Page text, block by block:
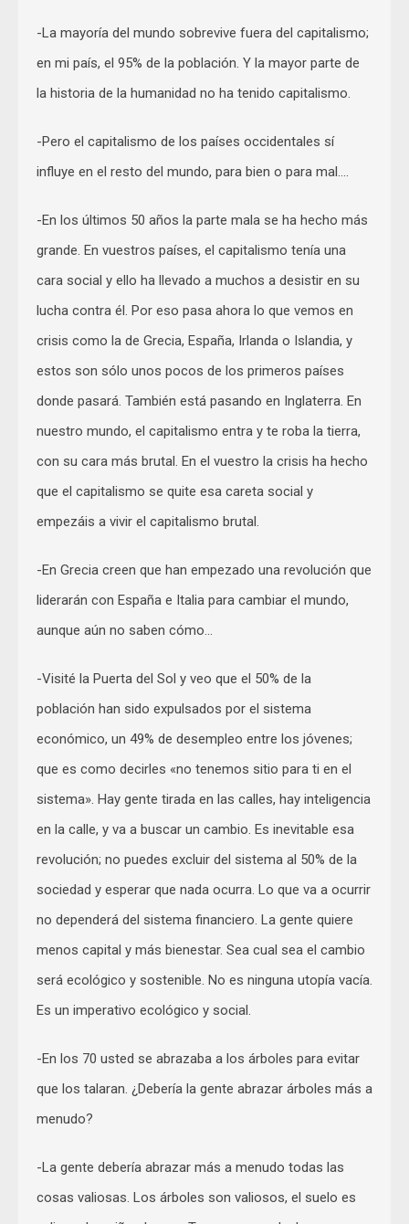
-La mayoría del mundo sobrevive fuera del capitalismo;
en mi país, el 95% de la población. Y la mayor parte de
la historia de la humanidad no ha tenido capitalismo.
-Pero el capitalismo de los países occidentales sí
influye en el resto del mundo, para bien o para mal….
-En los últimos 50 años la parte mala se ha hecho más
grande. En vuestros países, el capitalismo tenía una
cara social y ello ha llevado a muchos a desistir en su
lucha contra él. Por eso pasa ahora lo que vemos en
crisis como la de Grecia, España, Irlanda o Islandia, y
estos son sólo unos pocos de los primeros países
donde pasará. También está pasando en Inglaterra. En
nuestro mundo, el capitalismo entra y te roba la tierra,
con su cara más brutal. En el vuestro la crisis ha hecho
que el capitalismo se quite esa careta social y
empezáis a vivir el capitalismo brutal.
-En Grecia creen que han empezado una revolución que
liderarán con España e Italia para cambiar el mundo,
aunque aún no saben cómo…
-Visité la Puerta del Sol y veo que el 50% de la
población han sido expulsados por el sistema
económico, un 49% de desempleo entre los jóvenes;
que es como decirles «no tenemos sitio para ti en el
sistema». Hay gente tirada en las calles, hay inteligencia
en la calle, y va a buscar un cambio. Es inevitable esa
revolución; no puedes excluir del sistema al 50% de la
sociedad y esperar que nada ocurra. Lo que va a ocurrir
no dependerá del sistema financiero. La gente quiere
menos capital y más bienestar. Sea cual sea el cambio
será ecológico y sostenible. No es ninguna utopía vacía.
Es un imperativo ecológico y social.
-En los 70 usted se abrazaba a los árboles para evitar
que los talaran. ¿Debería la gente abrazar árboles más a
menudo?
-La gente debería abrazar más a menudo todas las
cosas valiosas. Los árboles son valiosos, el suelo es